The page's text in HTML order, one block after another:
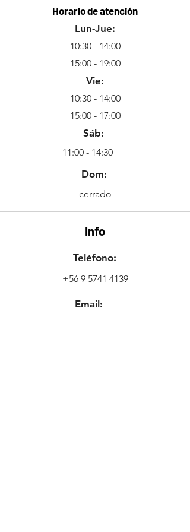
Horario de atención
Lun-Jue:
10:30 - 14:00
15:00 - 19:00
Vie:
10:30 - 14:00
15:00 - 17:00
Sáb:
11:00 - 14:30
Dom:
cerrado
Info
Teléfono:
+56 9 5741 4139
Email: